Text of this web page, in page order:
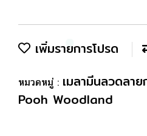
เพิ่มรายการโปรด
หมวดหมู่ : เมลามีนลวดลา
Pooh Woodland